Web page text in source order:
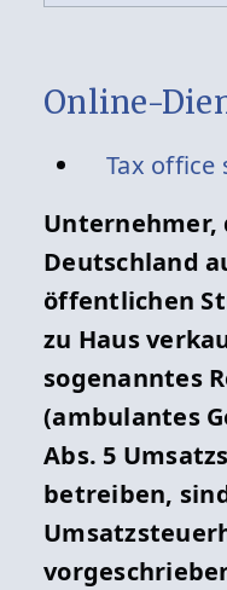
Online-
Tax office
Unternehmer,
Deutschland
öffentlichen
zu Haus
sogenanntes
(ambulantes
Abs. 5
betreiben,